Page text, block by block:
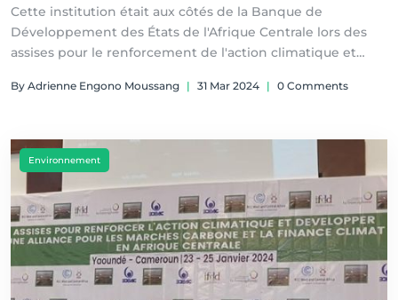
Cette institution était aux côtés de la Banque de
Développement des États de l'Afrique Centrale lors des
assises pour le renforcement de l'action climatique et
finance climat en Afrique Centrale du 23 au 25 janvier à
By Adrienne Engono Moussang | 31 Mar 2024 | 0 Comments
Environnement